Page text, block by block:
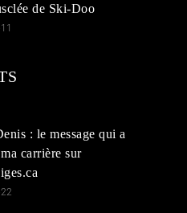
de Ski-Doo
: le message qui a
carrière sur